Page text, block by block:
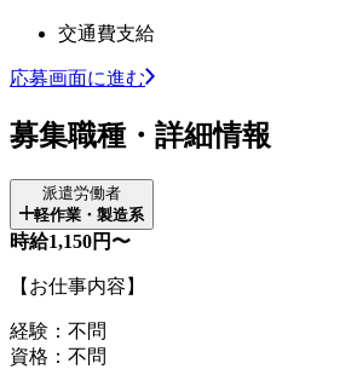
交通費支給
応募画面に進む
募集職種・詳細情報
派遣労働者
軽作業・製造系
時給1,150円〜
【お仕事内容】
経験：不問
資格：不問